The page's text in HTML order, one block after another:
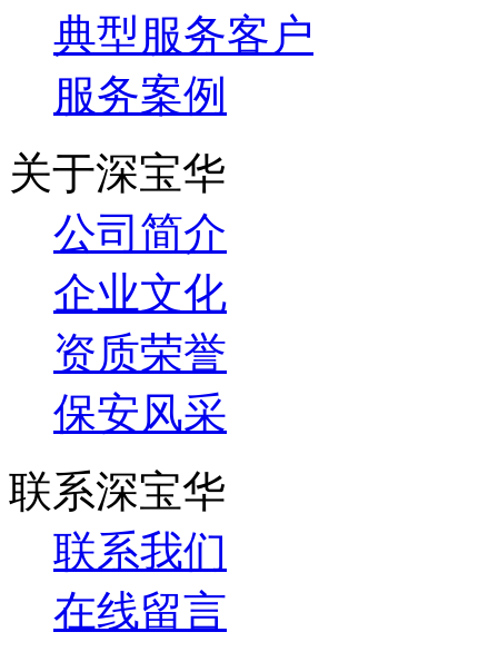
典型服务客户
服务案例
关于深宝华
公司简介
企业文化
资质荣誉
保安风采
联系深宝华
联系我们
在线留言